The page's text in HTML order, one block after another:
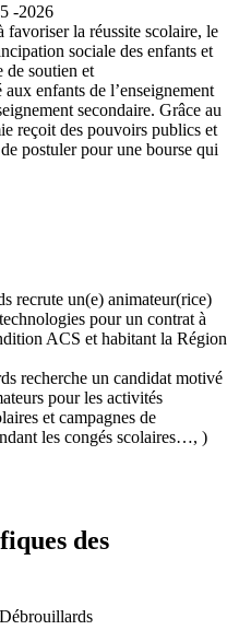
-2026
favoriser la réussite scolaire, le
sociale des enfants et
de soutien et
enfants de l’enseignement
secondaire. Grâce au
reçoit des pouvoirs publics et
postuler pour une bourse qui
recrute un(e) animateur(rice)
pour un contrat à
ACS et habitant la Région
recherche un candidat motivé
pour les activités
et campagnes de
les congés scolaires…, )
des